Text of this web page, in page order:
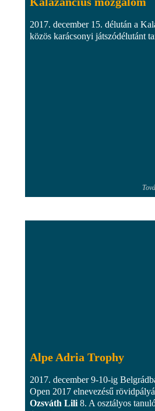
2017. december 15. délután a
közös karácsonyi játszódélutánt
Alpe Adria Trophy
2017. december 9-10-ig
Open 2017 elnevezésű
Ozsváth Lili 8. A osztályos